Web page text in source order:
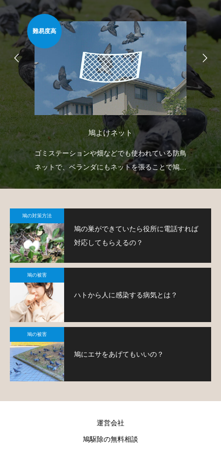
難易度高
鳩よけネット
ゴミステーションや畑などでも使われている防鳥
ネットで、ベランダにもネットを張ることで鳩対
策が可能です。
鳩の対策方法
鳩の巣ができていたら役所に電話すれば
対応してもらえるの？
鳩の被害
ハトから人に感染する病気とは？
鳩の被害
鳩にエサをあげてもいいの？
運営会社
鳩駆除の無料相談